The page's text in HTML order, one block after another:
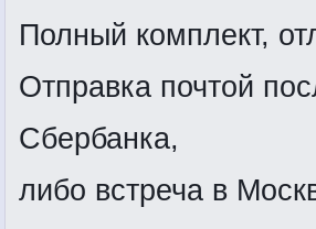
Полный комплект,
Отправка почтой
Сбербанка,
либо встреча в